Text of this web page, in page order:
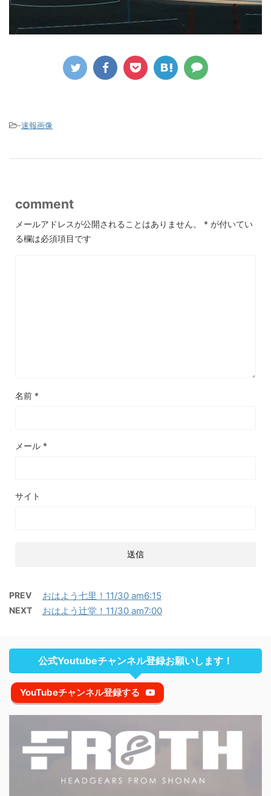
-速報画像
comment
メールアドレスが公開されることはありません。 * が付いてい
る欄は必須項目です
名前 *
メール *
サイト
PREV おはよう七里！11/30 am6:15
NEXT おはよう辻堂！11/30 am7:00
公式Youtubeチャンネル登録お願いします！
YouTubeチャンネル登録する